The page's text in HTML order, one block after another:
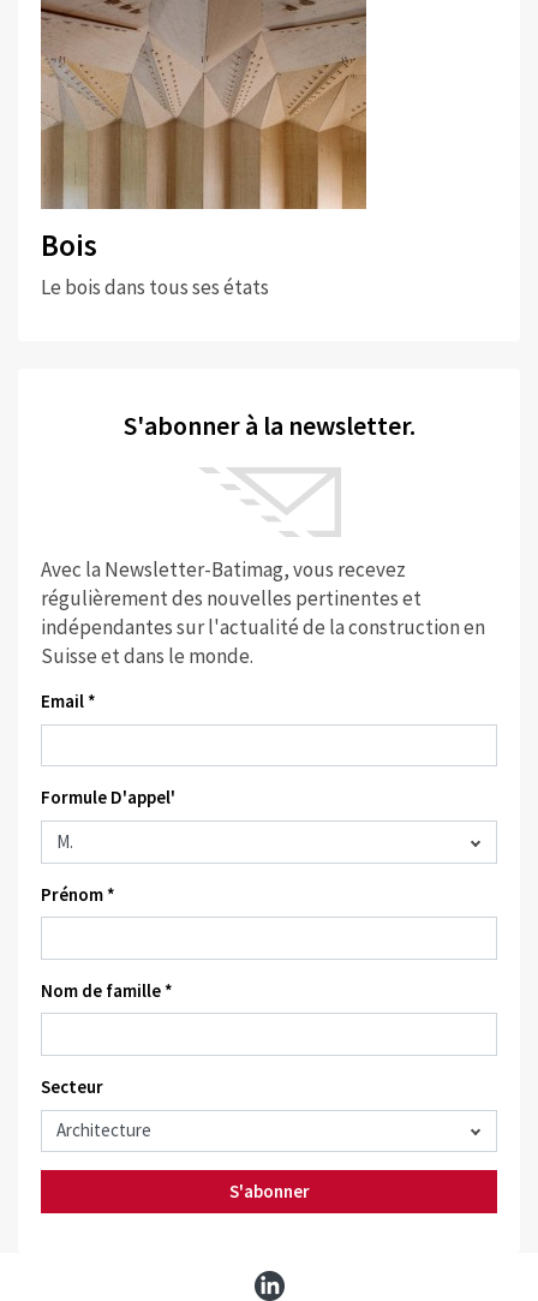
Bois
Le bois dans tous ses états
S'abonner à la newsletter.
Avec la Newsletter-Batimag, vous recevez
régulièrement des nouvelles pertinentes et
indépendantes sur l'actualité de la construction en
Suisse et dans le monde.
Email *
Formule D'appel'
Prénom *
Nom de famille *
Secteur
S'abonner